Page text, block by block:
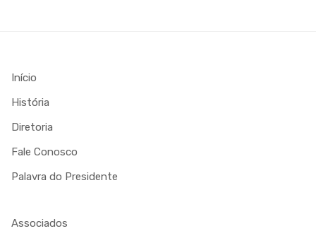
Início
História
Diretoria
Fale Conosco
Palavra do Presidente
Associados